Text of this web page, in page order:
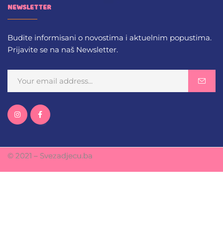
NEWSLETTER
Budite informisani o novostima i aktuelnim popustima.
Prijavite se na naš Newsletter.
© 2021 – Svezadjecu.ba